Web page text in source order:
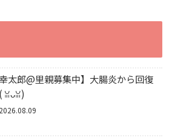
幸太郎@里親募集中】大腸炎から回復
2026.08.09